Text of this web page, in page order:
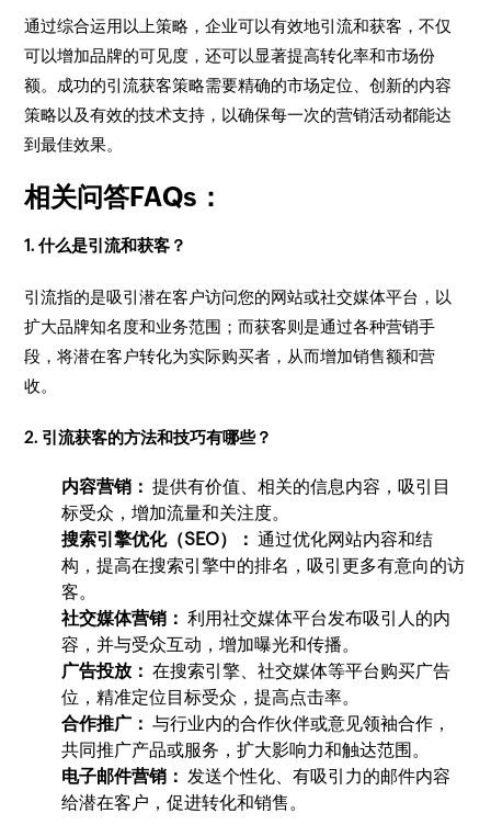
通过综合运用以上策略，企业可以有效地引流和获客，不仅
可以增加品牌的可见度，还可以显著提高转化率和市场份
额。成功的引流获客策略需要精确的市场定位、创新的内容
策略以及有效的技术支持，以确保每一次的营销活动都能达
到最佳效果。
相关问答FAQs：
1. 什么是引流和获客？
引流指的是吸引潜在客户访问您的网站或社交媒体平台，以
扩大品牌知名度和业务范围；而获客则是通过各种营销手
段，将潜在客户转化为实际购买者，从而增加销售额和营
收。
2. 引流获客的方法和技巧有哪些？
内容营销： 提供有价值、相关的信息内容，吸引目
标受众，增加流量和关注度。
搜索引擎优化（SEO）： 通过优化网站内容和结
构，提高在搜索引擎中的排名，吸引更多有意向的访
客。
社交媒体营销： 利用社交媒体平台发布吸引人的内
容，并与受众互动，增加曝光和传播。
广告投放： 在搜索引擎、社交媒体等平台购买广告
位，精准定位目标受众，提高点击率。
合作推广： 与行业内的合作伙伴或意见领袖合作，
共同推广产品或服务，扩大影响力和触达范围。
电子邮件营销： 发送个性化、有吸引力的邮件内容
给潜在客户，促进转化和销售。